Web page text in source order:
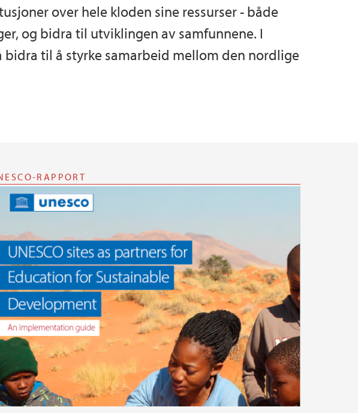
over hele kloden sine ressurser - både
og bidra til utviklingen av samfunnene. I
bidra til å styrke samarbeid mellom den nordlige
RAPPORT